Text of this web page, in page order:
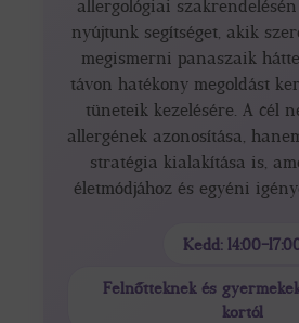
allergológiai
nyújtunk segítséget, akik
megismerni panaszaik
távon hatékony megoldást
tüneteik kezelésére. A cél
allergének azonosítása,
stratégia kialakítása is,
életmódjához és egyéni
Kedd:
Felnőtteknek és
kortól